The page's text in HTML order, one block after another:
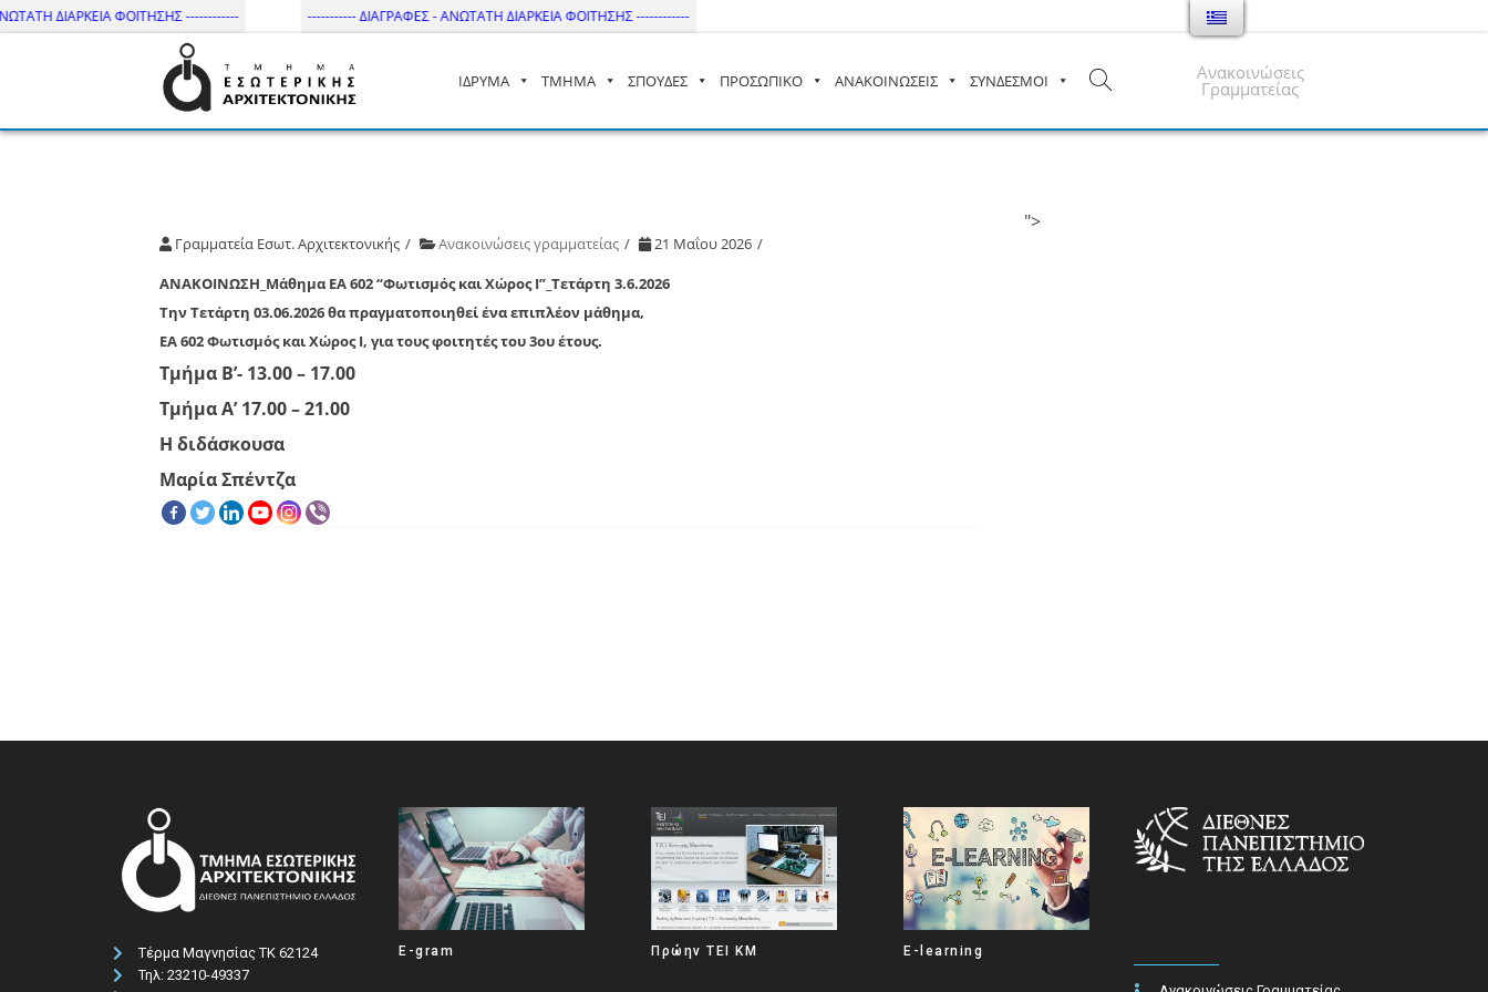
ΔΙΑΡΚΕΙΑ ΦΟΙΤΗΣΗΣ ------------ ----------- ΔΙΑΓΡΑΦΕΣ - ΑΝΩΤΑΤΗ ΔΙΑΡΚΕΙΑ ΦΟΙΤΗΣΗΣ ------------
Τμήμα Εσωτ. Αρχιτεκτονικής – ΔΙ.ΠΑ.Ε
ΙΔΡΥΜΑ ΤΜΗΜΑ ΣΠΟΥΔΕΣ ΠΡΟΣΩΠΙΚΟ ΑΝΑΚΟΙΝΩΣΕΙΣ ΣΥΝΔΕΣΜΟΙ Ανακοινώσεις
Γραμματείας
Γραμματεία Εσωτ. Αρχιτεκτονικής Ανακοινώσεις γραμματείας
21 Μαΐου 2026
ΑΝΑΚΟΙΝΩΣΗ_Μάθημα ΕΑ 602 “Φωτισμός και Χώρος Ι”_Τετάρτη 3.6.2026
Την Τετάρτη 03.06.2026θα πραγματοποιηθεί ένα επιπλέον μάθημα,
ΕΑ 602 Φωτισμός και Χώρος Ι, για τους φοιτητές του 3ου έτους.
Τμήμα Β’- 13.00 – 17.00
Τμήμα Α’ 17.00 – 21.00
Η διδάσκουσα
Μαρία Σπέντζα
">
Τέρμα Μαγνησίας ΤΚ 62124
Τηλ: 23210-49337​
E-gram Πρώην ΤΕΙ ΚΜ E-learning